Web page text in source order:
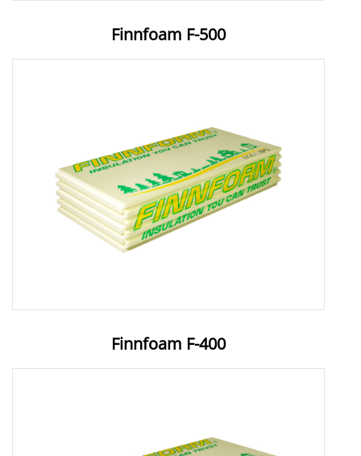
Finnfoam F-500
Finnfoam F-400